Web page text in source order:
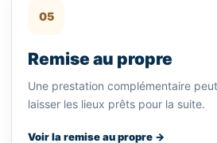
05
Remise au propre
Une prestation complémentaire
laisser les lieux prêts pour la suite.
Voir la remise au propre →